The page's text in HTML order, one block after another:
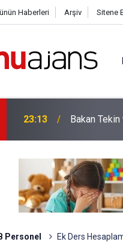
Haberleri Arşiv Sitene
23:13 Bakan
Personel Ek Ders